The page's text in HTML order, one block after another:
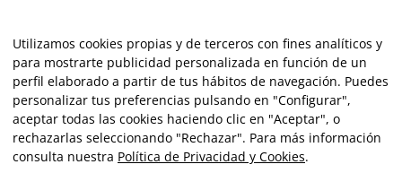
Utilizamos cookies propias y de terceros con fines analíticos y
para mostrarte publicidad personalizada en función de un
perfil elaborado a partir de tus hábitos de navegación. Puedes
personalizar tus preferencias pulsando en "Configurar",
aceptar todas las cookies haciendo clic en "Aceptar", o
rechazarlas seleccionando "Rechazar". Para más información
consulta nuestra Política de Privacidad y Cookies.